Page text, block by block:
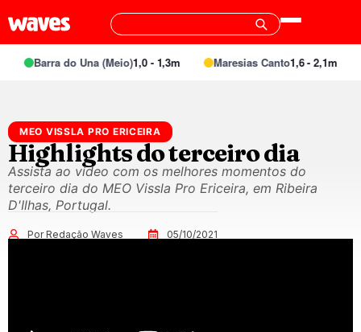
Barra do Una (Meio)1,0 - 1,3m Maresias Canto1,6 - 2,1m
MEO VISSLA PRO ERICEIRA
Highlights do terceiro dia
Assista ao vídeo com os melhores momentos do
terceiro dia do MEO Vissla Pro Ericeira, em Ribeira
D'Ilhas, Portugal.
Por Redação Waves 05/10/2021